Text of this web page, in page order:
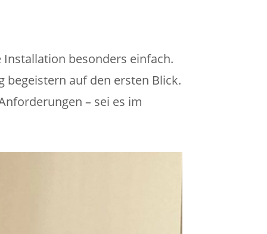
besonders einfach.
auf den ersten Blick.
– sei es im